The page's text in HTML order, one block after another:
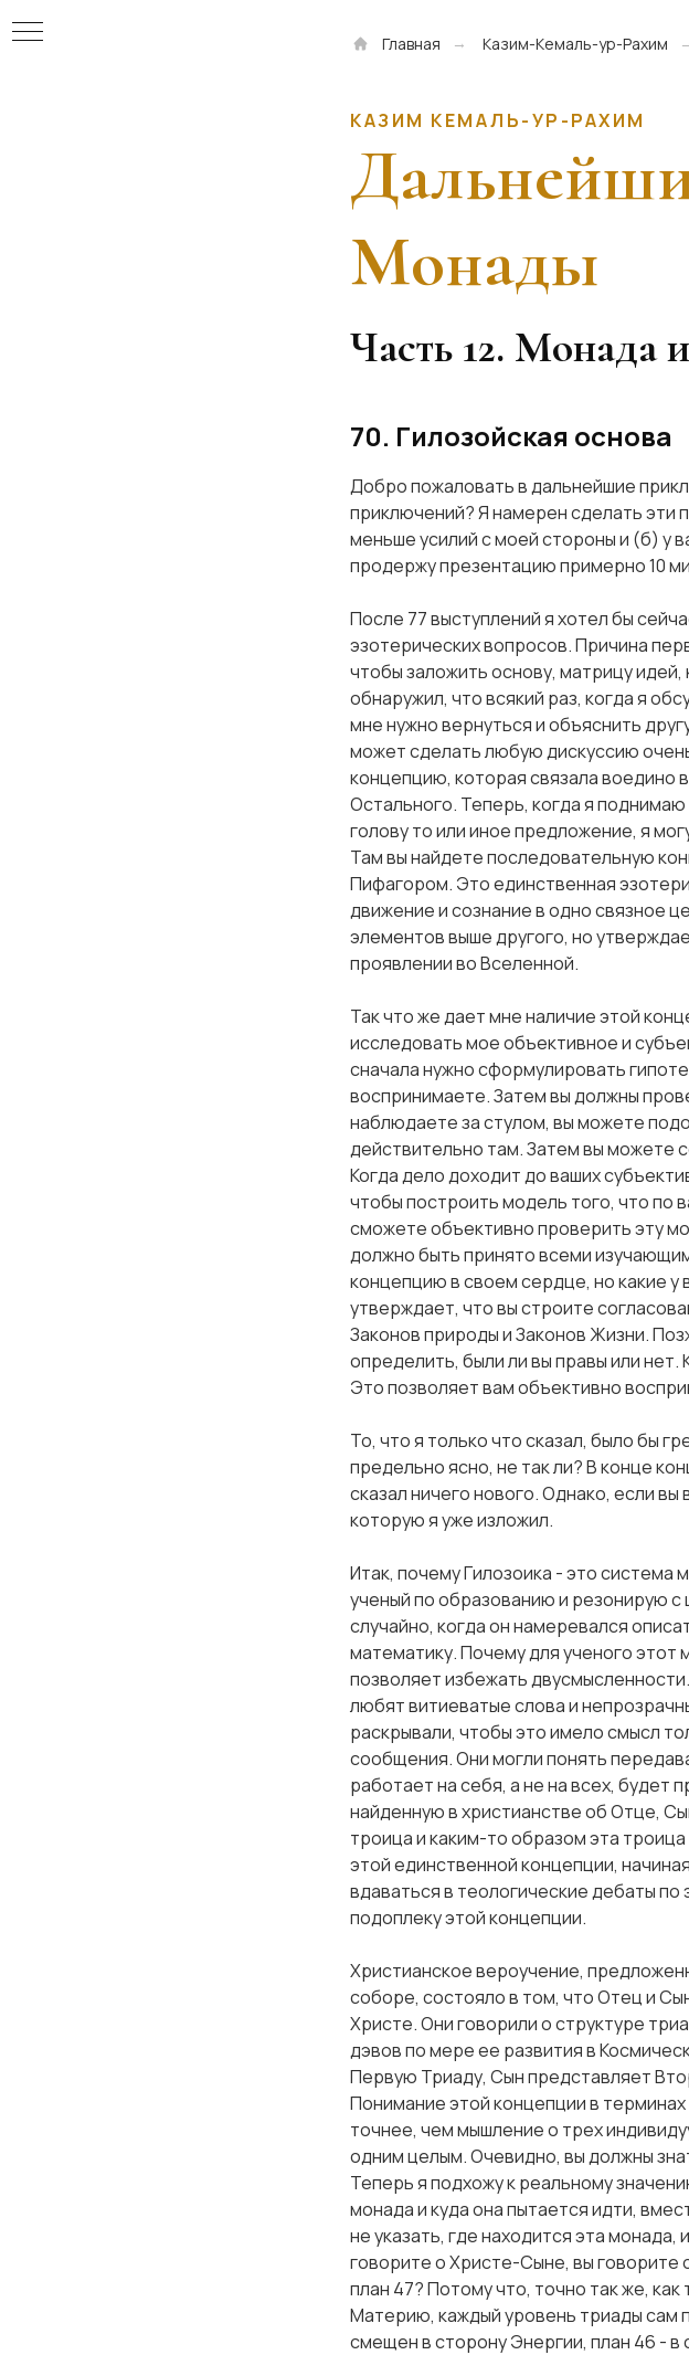
Главная → Казим-Кемаль-ур-Рахим
КАЗИМ КЕМАЛЬ-УР-РАХИМ
Монады
Часть 12. Монада
70. Гилозойская основа
Добро пожаловать в дальнейшие
приключений? Я намерен сделать эти
меньше усилий с моей стороны и (б) у
продержу презентацию примерно 10
После 77 выступлений я хотел бы
эзотерических вопросов. Причина
чтобы заложить основу, матрицу
обнаружил, что всякий раз, когда я
мне нужно вернуться и объяснить
может сделать любую дискуссию
концепцию, которая связала воедино
Остального. Теперь, когда я
голову то или иное предложение, я
Там вы найдете последовательную
Пифагором. Это единственная
движение и сознание в одно связное
элементов выше другого, но
проявлении во Вселенной.
Так что же дает мне наличие этой
исследовать мое объективное и
сначала нужно сформулировать
воспринимаете. Затем вы должны
наблюдаете за стулом, вы можете
действительно там. Затем вы можете
Когда дело доходит до ваших
чтобы построить модель того, что по
сможете объективно проверить эту
должно быть принято всеми
концепцию в своем сердце, но какие у
утверждает, что вы строите
Законов природы и Законов Жизни.
определить, были ли вы правы или нет.
Это позволяет вам объективно
То, что я только что сказал, было бы
предельно ясно, не так ли? В конце
сказал ничего нового. Однако, если
которую я уже изложил.
Итак, почему Гилозоика - это система
ученый по образованию и резонирую
случайно, когда он намеревался
математику. Почему для ученого
позволяет избежать
любят витиеватые слова и
раскрывали, чтобы это имело смысл
сообщения. Они могли понять
работает на себя, а не на всех,
найденную в христианстве об Отце,
троица и каким-то образом эта
этой единственной концепции,
вдаваться в теологические дебаты
подоплеку этой концепции.
Христианское вероучение,
соборе, состояло в том, что Отец и
Христе. Они говорили о структуре
дэвов по мере ее развития в
Первую Триаду, Сын представляет
Понимание этой концепции в
точнее, чем мышление о трех
одним целым. Очевидно, вы должны
Теперь я подхожу к реальному
монада и куда она пытается идти,
не указать, где находится эта
говорите о Христе-Сыне, вы говорите
план 47? Потому что, точно так же,
Материю, каждый уровень триады сам
смещен в сторону Энергии, план 46 - в